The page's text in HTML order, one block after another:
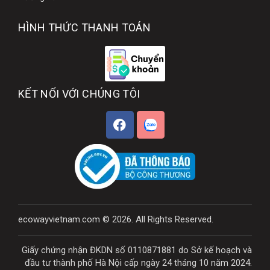
HÌNH THỨC THANH TOÁN
KẾT NỐI VỚI CHÚNG TÔI
ecowayvietnam.com © 2026. All Rights Reserved.
Giấy chứng nhận ĐKDN số 0110871881 do Sở kế hoạch và
đầu tư thành phố Hà Nội cấp ngày 24 tháng 10 năm 2024.